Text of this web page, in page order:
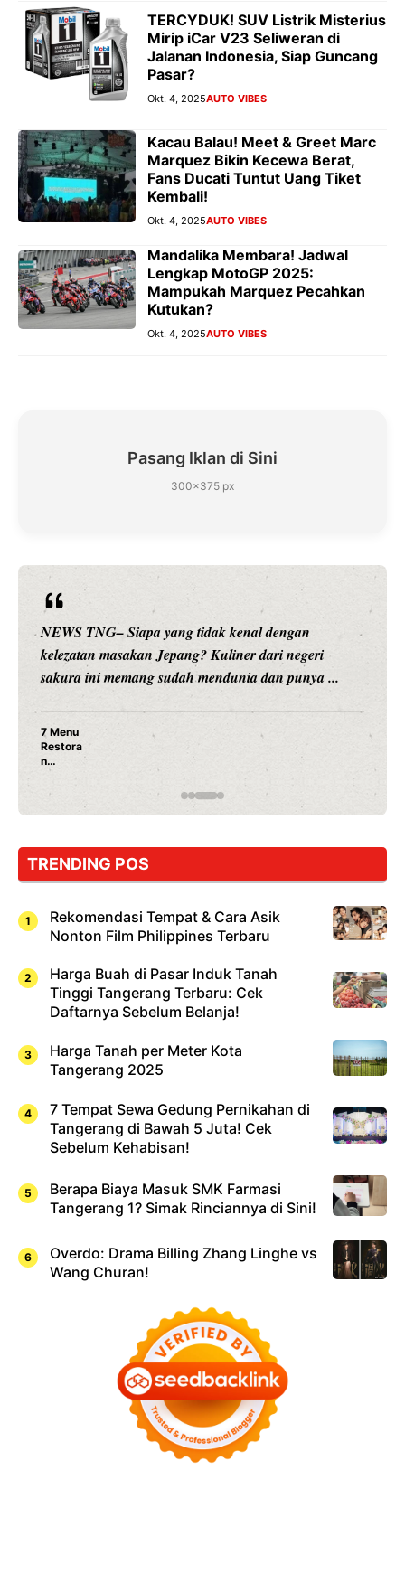
TERCYDUK! SUV Listrik Misterius
Mirip iCar V23 Seliweran di
Jalanan Indonesia, Siap Guncang
Pasar?
Okt. 4, 2025AUTO VIBES
Kacau Balau! Meet & Greet Marc
Marquez Bikin Kecewa Berat,
Fans Ducati Tuntut Uang Tiket
Kembali!
Okt. 4, 2025AUTO VIBES
Mandalika Membara! Jadwal
Lengkap MotoGP 2025:
Mampukah Marquez Pecahkan
Kutukan?
Okt. 4, 2025AUTO VIBES
Pasang Iklan di Sini
300×375 px
NEWS TNG– Siapa sangka, dua nama besar di dunia
hiburan, Nunung Srimulat dan Vicky Prasetyo, kini
merambah dunia kuliner dengan ...
Nunung Srimulat & Vicky Prasetyo Buka Restoran
Rahasia Mami Bikin Nagih!
TRENDING POS
Rekomendasi Tempat & Cara Asik
Nonton Film Philippines Terbaru
Harga Buah di Pasar Induk Tanah
Tinggi Tangerang Terbaru: Cek
Daftarnya Sebelum Belanja!
Harga Tanah per Meter Kota
Tangerang 2025
7 Tempat Sewa Gedung Pernikahan di
Tangerang di Bawah 5 Juta! Cek
Sebelum Kehabisan!
Berapa Biaya Masuk SMK Farmasi
Tangerang 1? Simak Rinciannya di Sini!
Overdo: Drama Billing Zhang Linghe vs
Wang Churan!